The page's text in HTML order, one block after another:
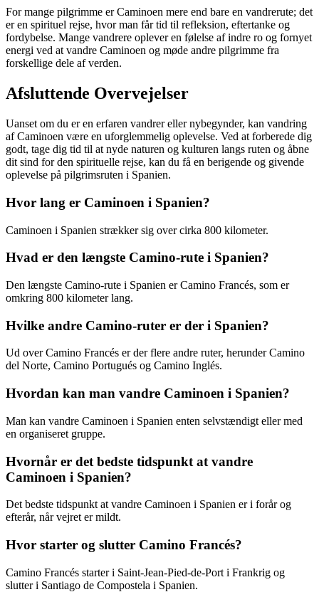
For mange pilgrimme er Caminoen mere end bare en vandrerute; det
er en spirituel rejse, hvor man får tid til refleksion, eftertanke og
fordybelse. Mange vandrere oplever en følelse af indre ro og fornyet
energi ved at vandre Caminoen og møde andre pilgrimme fra
forskellige dele af verden.
Afsluttende Overvejelser
Uanset om du er en erfaren vandrer eller nybegynder, kan vandring
af Caminoen være en uforglemmelig oplevelse. Ved at forberede dig
godt, tage dig tid til at nyde naturen og kulturen langs ruten og åbne
dit sind for den spirituelle rejse, kan du få en berigende og givende
oplevelse på pilgrimsruten i Spanien.
Hvor lang er Caminoen i Spanien?
Caminoen i Spanien strækker sig over cirka 800 kilometer.
Hvad er den længste Camino-rute i Spanien?
Den længste Camino-rute i Spanien er Camino Francés, som er
omkring 800 kilometer lang.
Hvilke andre Camino-ruter er der i Spanien?
Ud over Camino Francés er der flere andre ruter, herunder Camino
del Norte, Camino Portugués og Camino Inglés.
Hvordan kan man vandre Caminoen i Spanien?
Man kan vandre Caminoen i Spanien enten selvstændigt eller med
en organiseret gruppe.
Hvornår er det bedste tidspunkt at vandre
Caminoen i Spanien?
Det bedste tidspunkt at vandre Caminoen i Spanien er i forår og
efterår, når vejret er mildt.
Hvor starter og slutter Camino Francés?
Camino Francés starter i Saint-Jean-Pied-de-Port i Frankrig og
slutter i Santiago de Compostela i Spanien.